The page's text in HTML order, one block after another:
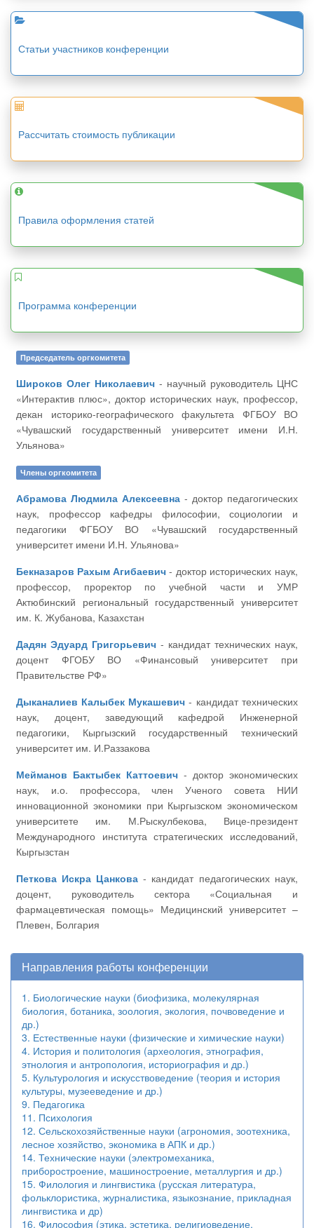
Статьи участников конференции
Рассчитать стоимость публикации
Правила оформления статей
Программа конференции
Председатель оргкомитета
Широков Олег Николаевич
«Интерактив плюс», доктор исторических наук, профессор,
декан историко-географического факультета ФГБОУ ВО
«Чувашский государственный университет имени И.Н.
Ульянова»
Члены оргкомитета
Абрамова Людмила Алексеевна
наук, профессор кафедры философии, социологии и
педагогики ФГБОУ ВО «Чувашский государственный
университет имени И.Н. Ульянова»
Бекназаров Рахым Агибаевич
профессор, проректор по учебной части и УМР
Актюбинский региональный государственный университет
им. К. Жубанова, Казахстан
Дадян Эдуард Григорьевич
доцент ФГОБУ ВО «Финансовый университет при
Правительстве РФ»
Дыканалиев Калыбек Мукашевич
наук, доцент, заведующий кафедрой Инженерной
педагогики, Кыргызский государственный технический
университет им. И.Раззакова
Мейманов Бактыбек Каттоевич
наук, и.о. профессора, член Ученого совета НИИ
инновационной экономики при Кыргызском экономическом
университете им. М.Рыскулбекова, Вице-президент
Международного института стратегических исследований,
Кыргызстан
Петкова Искра Цанкова
доцент, руководитель сектора «Социальная и
фармацевтическая помощь» Медицинский университет –
Плевен, Болгария
Направления работы конференции
1. Биологические науки (биофизика, молекулярная
биология, ботаника, зоология, экология, почвоведение и
др.)
3. Естественные науки (физические и химические науки)
4. История и политология (археология, этнография,
этнология и антропология, историография и др.)
5. Культурология и искусствоведение (теория и история
культуры, музееведение и др.)
9. Педагогика
11. Психология
12. Сельскохозяйственные науки (агрономия, зоотехника,
лесное хозяйство, экономика в АПК и др.)
14. Технические науки (электромеханика,
приборостроение, машиностроение, металлургия и др.)
15. Филология и лингвистика (русская литература,
фольклористика, журналистика, языкознание, прикладная
лингвистика и др)
16. Философия (этика, эстетика, религиоведение,